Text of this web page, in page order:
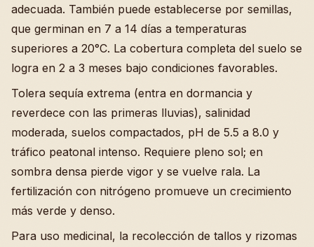
adecuada. También puede establecerse por semillas,
que germinan en 7 a 14 días a temperaturas
superiores a 20°C. La cobertura completa del suelo se
logra en 2 a 3 meses bajo condiciones favorables.
Tolera sequía extrema (entra en dormancia y
reverdece con las primeras lluvias), salinidad
moderada, suelos compactados, pH de 5.5 a 8.0 y
tráfico peatonal intenso. Requiere pleno sol; en
sombra densa pierde vigor y se vuelve rala. La
fertilización con nitrógeno promueve un crecimiento
más verde y denso.
Para uso medicinal, la recolección de tallos y rizomas